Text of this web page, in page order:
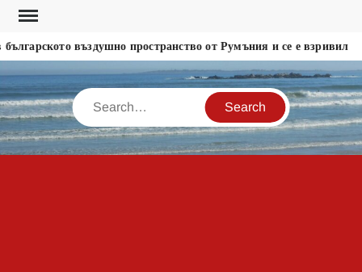
Skip
content
въздушно пространство от Румъния и се е взривил
Search